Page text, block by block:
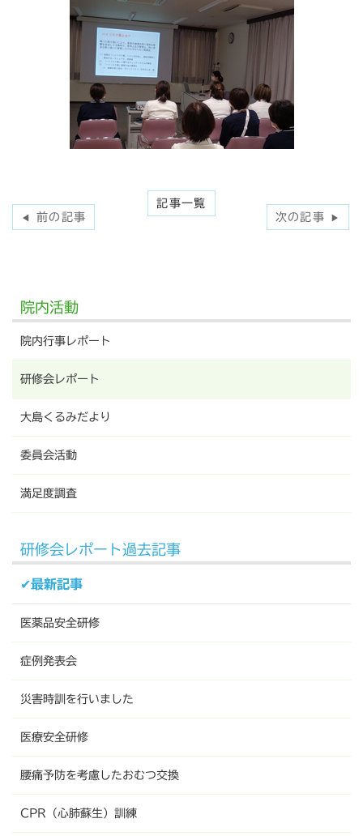
記事一覧
◀ 前の記事 次の記事 ▶
院内活動
院内行事レポート
研修会レポート
大島くるみだより
委員会活動
満足度調査
研修会レポート過去記事
✔最新記事
医薬品安全研修
症例発表会
災害時訓を行いました
医療安全研修
腰痛予防を考慮したおむつ交換
CPR（心肺蘇生）訓練